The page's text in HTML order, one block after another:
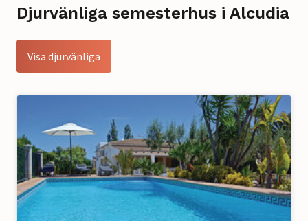
Djurvänliga semesterhus i Alcudia
Visa djurvänliga